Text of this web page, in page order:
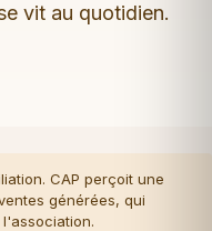
vit au quotidien.
CAP perçoit une
générées, qui